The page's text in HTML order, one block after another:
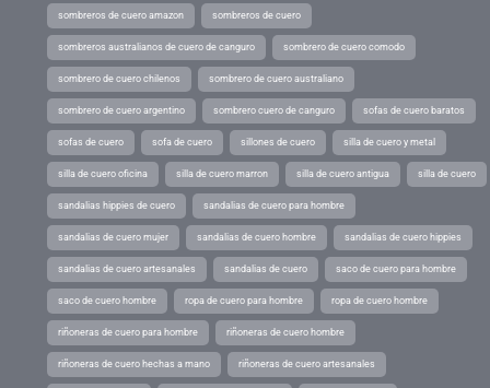
sombreros de cuero amazon sombreros de cuero
sombreros australianos de cuero de canguro sombrero de cuero comodo
sombrero de cuero chilenos sombrero de cuero australiano
sombrero de cuero argentino sombrero cuero de canguro sofas de cuero baratos
sofas de cuero sofa de cuero sillones de cuero silla de cuero y metal
silla de cuero oficina silla de cuero marron silla de cuero antigua silla de cuero
sandalias hippies de cuero sandalias de cuero para hombre
sandalias de cuero mujer sandalias de cuero hombre sandalias de cuero hippies
sandalias de cuero artesanales sandalias de cuero saco de cuero para hombre
saco de cuero hombre ropa de cuero para hombre ropa de cuero hombre
riñoneras de cuero para hombre riñoneras de cuero hombre
riñoneras de cuero hechas a mano riñoneras de cuero artesanales